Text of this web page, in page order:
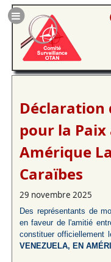
Déclaration
pour la Paix
Amérique
Caraïbes
29 novembre 2025
Des représentants de
en faveur de l'amitié
constituer officiellement
VENEZUELA, EN